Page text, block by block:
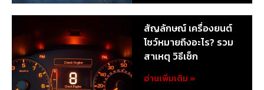
สัญลักษณ์ เครื่องยนต์
โชว์หมายถึงอะไร? รวม
สาเหตุ วิธีเช็ก
อ่านเพิ่มเติม »